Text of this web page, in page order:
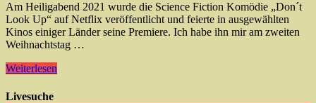
Am Heiligabend 2021 wurde die Science Fiction Komödie „Don´t
Look Up“ auf Netflix veröffentlicht und feierte in ausgewählten
Kinos einiger Länder seine Premiere. Ich habe ihn mir am zweiten
Weihnachtstag …
Weiterlesen
Livesuche